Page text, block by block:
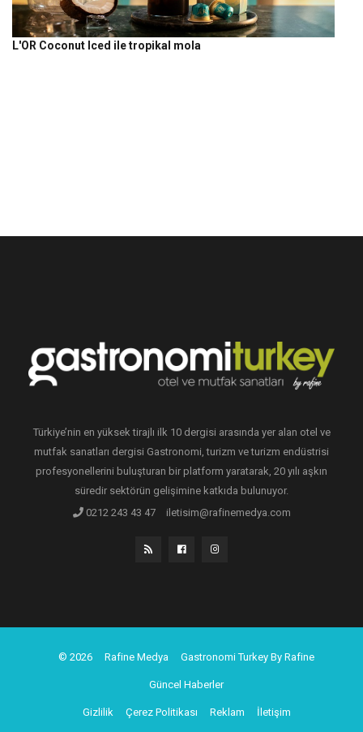
L'OR Coconut Iced ile tropikal mola
Türkiye’nin en yüksek tirajlı ilk 10 dergisi arasında yer alan otel ve
mutfak sanatları dergisi Gastronomi, turizm ve turizm endüstrisi
profesyonellerini buluşturan bir platform yaratarak, 20 yılı aşkın
süredir sektörün gelişimine katkıda bulunuyor.
0212 243 43 47
iletisim@rafinemedya.com
© 2026 Rafine Medya Gastronomi Turkey By Rafine
Güncel Haberler
Gizlilik Çerez Politikası Reklam İletişim